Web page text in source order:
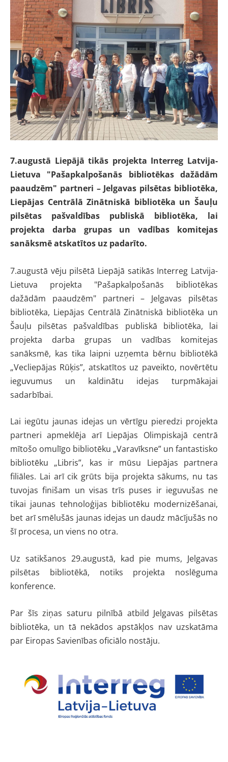
7.augustā Liepājā tikās projekta Interreg Latvija-
Lietuva "Pašapkalpošanās bibliotēkas dažādām
paaudzēm" partneri – Jelgavas pilsētas bibliotēka,
Liepājas Centrālā Zinātniskā bibliotēka un Šauļu
pilsētas pašvaldības publiskā bibliotēka, lai
projekta darba grupas un vadības komitejas
sanāksmē atskatītos uz padarīto.
7.augustā vēju pilsētā Liepājā satikās Interreg Latvija-
Lietuva projekta "Pašapkalpošanās bibliotēkas
dažādām paaudzēm" partneri – Jelgavas pilsētas
bibliotēka, Liepājas Centrālā Zinātniskā bibliotēka un
Šauļu pilsētas pašvaldības publiskā bibliotēka, lai
projekta darba grupas un vadības komitejas
sanāksmē, kas tika laipni uzņemta bērnu bibliotēkā
„Vecliepājas Rūķis”, atskatītos uz paveikto, novērtētu
ieguvumus un kaldinātu idejas turpmākajai
sadarbībai.
Lai iegūtu jaunas idejas un vērtīgu pieredzi projekta
partneri apmeklēja arī Liepājas Olimpiskajā centrā
mītošo omulīgo bibliotēku „Varavīksne” un fantastisko
bibliotēku „Libris”, kas ir mūsu Liepājas partnera
filiāles. Lai arī cik grūts bija projekta sākums, nu tas
tuvojas finišam un visas trīs puses ir ieguvušas ne
tikai jaunas tehnoloģijas bibliotēku modernizēšanai,
bet arī smēlušās jaunas idejas un daudz mācījušās no
šī procesa, un viens no otra.
Uz satikšanos 29.augustā, kad pie mums, Jelgavas
pilsētas bibliotēkā, notiks projekta noslēguma
konference.
Par šīs ziņas saturu pilnībā atbild Jelgavas pilsētas
bibliotēka, un tā nekādos apstākļos nav uzskatāma
par Eiropas Savienības oficiālo nostāju.